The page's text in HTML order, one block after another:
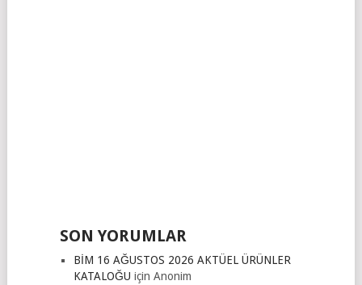
SON YORUMLAR
BİM 16 AĞUSTOS 2026 AKTÜEL ÜRÜNLER
KATALOĞU için Anonim